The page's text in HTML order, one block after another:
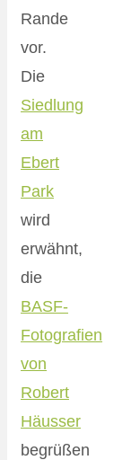
Rande
vor.
Die
Siedlung
am
Ebert
Park
wird
erwähnt,
die
BASF-
Fotografien
von
Robert
Häusser
begrüßen